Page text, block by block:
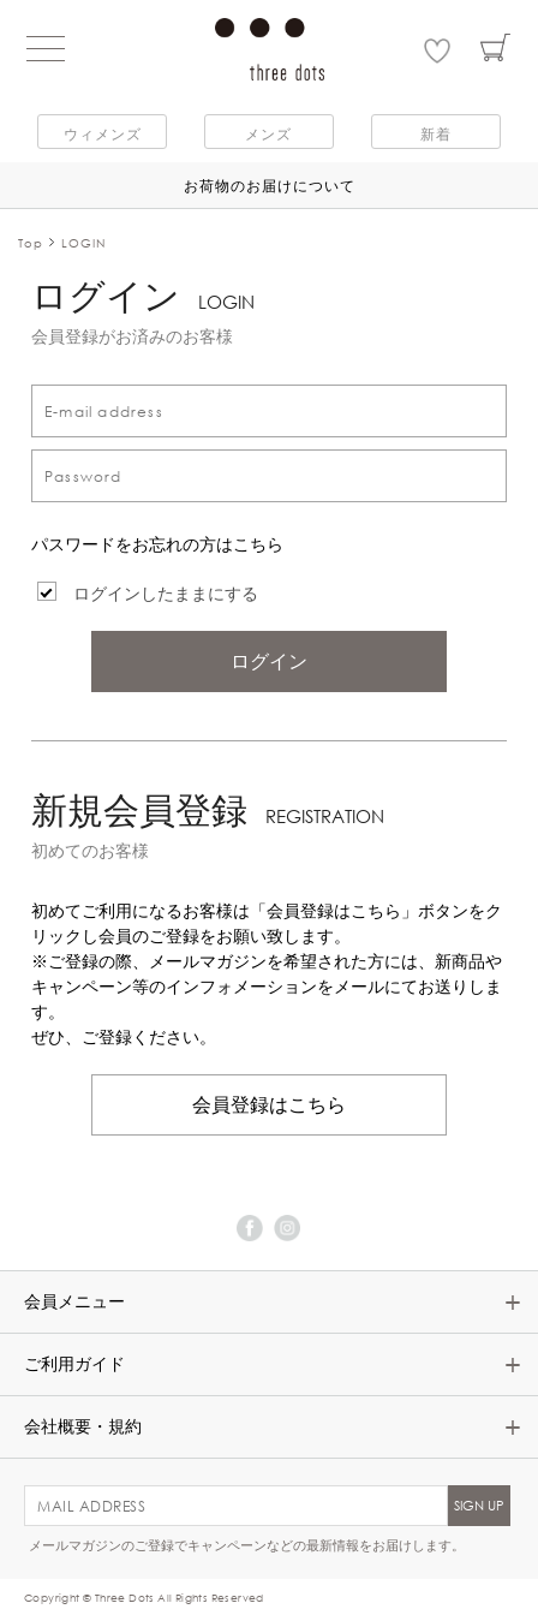
ウィメンズ メンズ 新着
お荷物のお届けについて
Top LOGIN
ログイン LOGIN
会員登録がお済みのお客様
パスワードをお忘れの方はこちら
ログインしたままにする
ログイン
新規会員登録 REGISTRATION
初めてのお客様
初めてご利用になるお客様は「会員登録はこちら」ボタンをク
リックし会員のご登録をお願い致します。
※ご登録の際、メールマガジンを希望された方には、新商品や
キャンペーン等のインフォメーションをメールにてお送りしま
す。
ぜひ、ご登録ください。
会員登録はこちら
会員メニュー
ご利用ガイド
会社概要・規約
メールマガジンのご登録でキャンペーンなどの最新情報をお届けします。
Copyright © Three Dots All Rights Reserved